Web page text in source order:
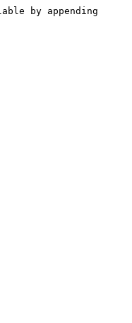
by appending